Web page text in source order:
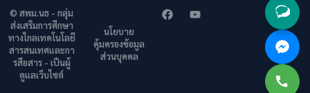
© สพม.นธ - กลุ่ม
ส่งเสริมการศึกษา
ทางไกลเทคโนโลยี
สารสนเทศและกา
รสือสาร - เป็นผู้
ดูแลเว็บไซต์
นโยบาย
คุ้มครองข้อมูล
ส่วนบุคคล